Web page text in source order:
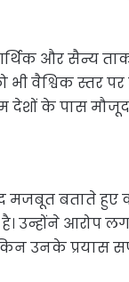
और सैन्य
वैश्विक स्तर
देशों के पास मौजूद
बताते हुए
उन्होंने आरोप
उनके प्रयास